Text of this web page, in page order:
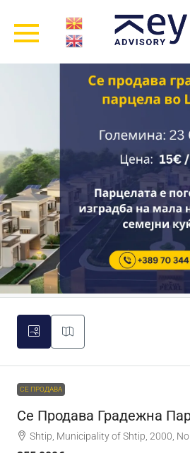
СЕ ПРОДАВА
Се Продава Градежна
Shtip, Municipality of Shtip, 2000,